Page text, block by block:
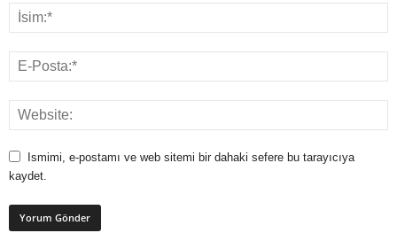
Ismimi, e-postamı ve web sitemi bir dahaki sefere bu tarayıcıya
kaydet.